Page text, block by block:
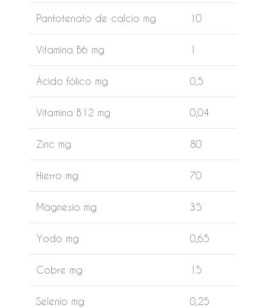
Pantotenato de calcio mg 10
Vitamina B6 mg 1
Ácido fólico mg 0,5
Vitamina B12 mg 0,04
Zinc mg 80
Hierro mg 70
Magnesio mg 35
Yodo mg 0,65
Cobre mg 15
Selenio mg 0,25